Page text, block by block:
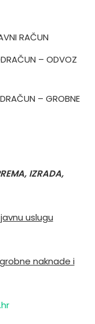
RAČUN
– ODVOZ
– GROBNE
IZRADA,
uslugu
naknade i